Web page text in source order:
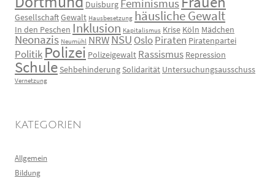
Duisburg Feminismus
GesellschaftGewalt Hausbesetzung häusliche Gewalt
In den Peschen Inklusion Kapitalismus Krise Köln Mädchen
Neonazis Neumühl NRWNSU OsloPiraten Piratenpartei
Politik Polizei Polizeigewalt Rassismus Repression
Schule Sehbehinderung Solidarität Untersuchungsausschuss
Vernetzung
KATEGORIEN
Allgemein
Bildung